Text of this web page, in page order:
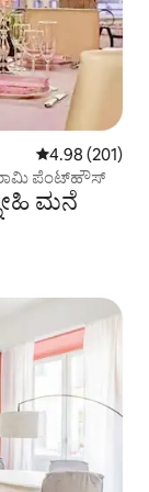
5 ರಲ್ಲಿ 4.98
4.98 (201)
ಪೆಂಟ್‌ಹೌಸ್
ಮನೆ